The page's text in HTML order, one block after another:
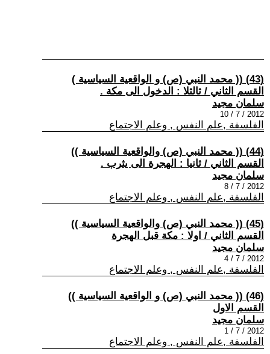
(43) (( محمد النبي (ص) و الواقعية السياسية )
القسم الثاني / ثالثلا : الدخول الى مكة .
سلمان مجيد
2012 / 7 / 10
الفلسفة ,علم النفس , وعلم الاجتماع
(44) (( محمد النبي (ص) والواقعية السياسية ))
القسم الثاني / ثانيا : الهجرة الى يثرب .
سلمان مجيد
2012 / 7 / 8
الفلسفة ,علم النفس , وعلم الاجتماع
(45) (( محمد النبي (ص) والواقعية السياسية ))
القسم الثاني / اولا : مكة قبل الهجرة
سلمان مجيد
2012 / 7 / 4
الفلسفة ,علم النفس , وعلم الاجتماع
(46) (( محمد النبي (ص) و الواقعية السياسية ))
القسم الاول
سلمان مجيد
2012 / 7 / 1
الفلسفة ,علم النفس , وعلم الاجتماع